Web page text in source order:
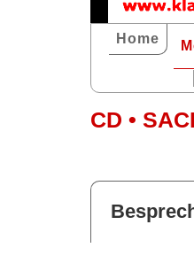
Home
CD •